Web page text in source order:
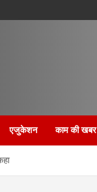
एजुकेशन काम की खबर